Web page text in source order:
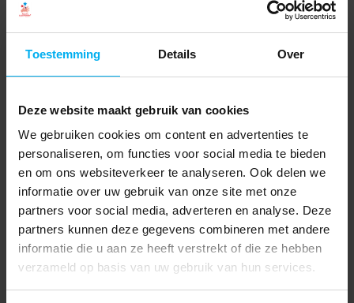
Toestemming Details Over
Deze website maakt gebruik van cookies
We gebruiken cookies om content en advertenties te
personaliseren, om functies voor social media te bieden
en om ons websiteverkeer te analyseren. Ook delen we
informatie over uw gebruik van onze site met onze
partners voor social media, adverteren en analyse. Deze
partners kunnen deze gegevens combineren met andere
informatie die u aan ze heeft verstrekt of die ze hebben
verzameld op basis van uw gebruik van hun services.